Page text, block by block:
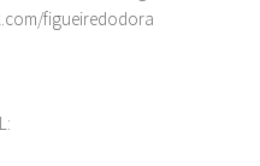
figueiredodora